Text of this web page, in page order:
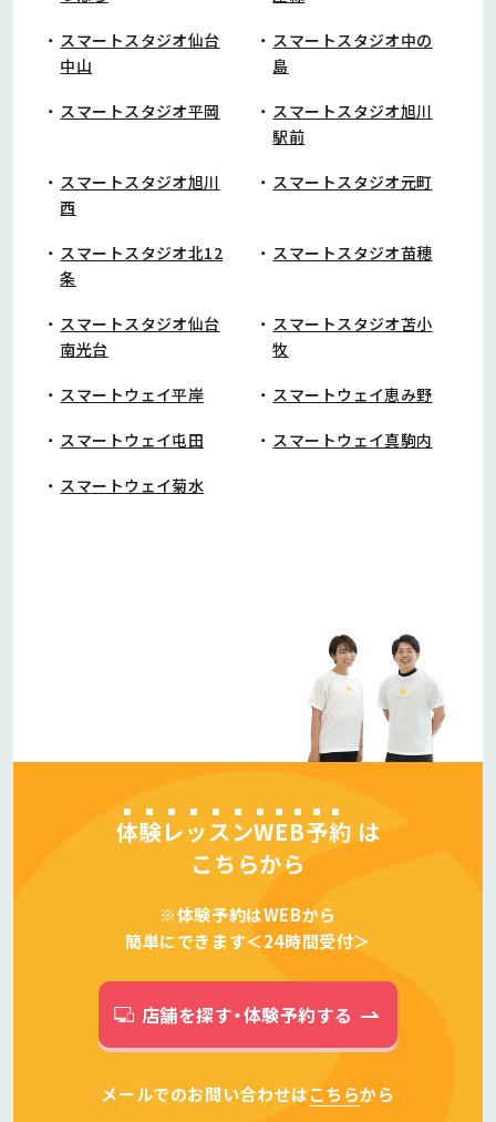
スマートスタジオ仙台
中山
スマートスタジオ中の
島
スマートスタジオ平岡
スマートスタジオ旭川
駅前
スマートスタジオ旭川
西
スマートスタジオ元町
スマートスタジオ北12
条
スマートスタジオ苗穂
スマートスタジオ仙台
南光台
スマートスタジオ苫小
牧
スマートウェイ平岸 スマートウェイ恵み野
スマートウェイ屯田 スマートウェイ真駒内
スマートウェイ菊水
体験レッスンWEB予約 は
こちらから
※体験予約はWEBから
簡単にできます＜24時間受付＞
店舗を探す・体験予約する
メールでのお問い合わせはこちらから